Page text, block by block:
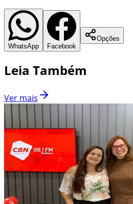
WhatsApp Facebook
Opções
Leia Também
Ver mais